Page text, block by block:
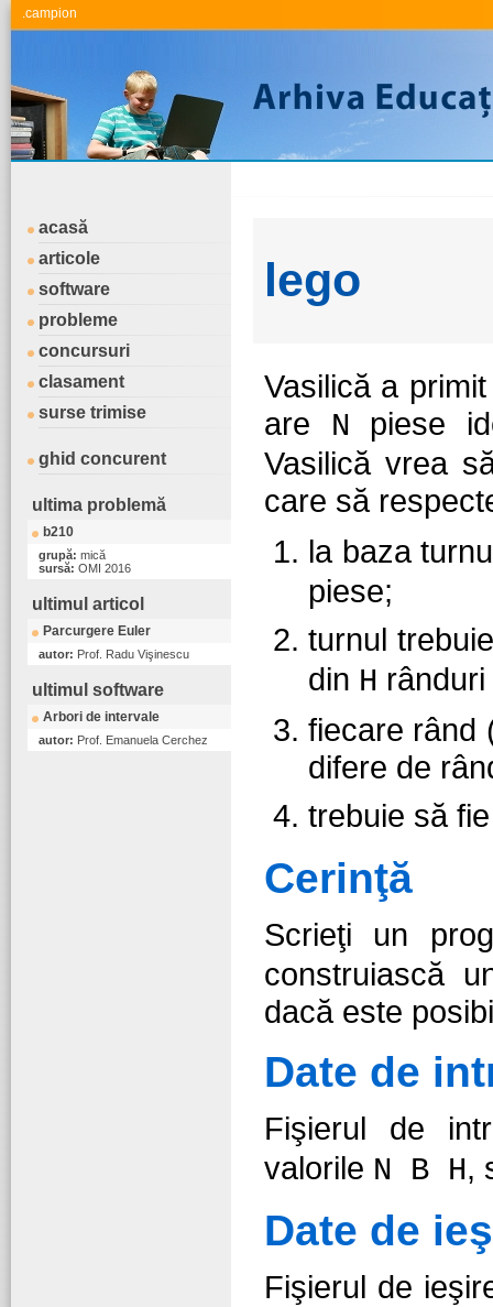
.campion
acasă
articole
software
probleme
concursuri
clasament
surse trimise
ghid concurent
ultima problemă
b210
grupă: mică
sursă: OMI 2016
ultimul articol
Parcurgere Euler
autor: Prof. Radu Vişinescu
ultimul software
Arbori de intervale
autor: Prof. Emanuela Cerchez
lego
Vasilică a
are N piese
Vasilică vrea
care să
la baza
piese;
turnul
din H
fiecare rând
difere de
trebuie să
Cerinţă
Scrieţi un
construiască
dacă este
Date de
Fişierul de
valorile N B H,
Date de
Fişierul de